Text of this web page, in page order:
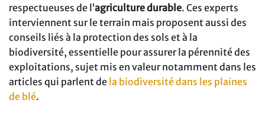
respectueuses de l’agriculture durable. Ces experts
interviennent sur le terrain mais proposent aussi des
conseils liés à la protection des sols et à la
biodiversité, essentielle pour assurer la pérennité des
exploitations, sujet mis en valeur notamment dans les
articles qui parlent de la biodiversité dans les plaines
de blé.